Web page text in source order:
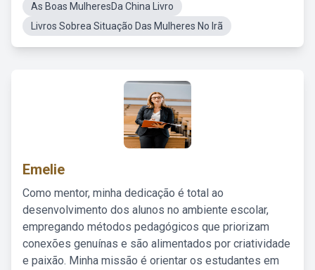
As Boas MulheresDa China Livro
Livros Sobrea Situação Das Mulheres No Irã
Emelie
Como mentor, minha dedicação é total ao
desenvolvimento dos alunos no ambiente escolar,
empregando métodos pedagógicos que priorizam
conexões genuínas e são alimentados por criatividade
e paixão. Minha missão é orientar os estudantes em